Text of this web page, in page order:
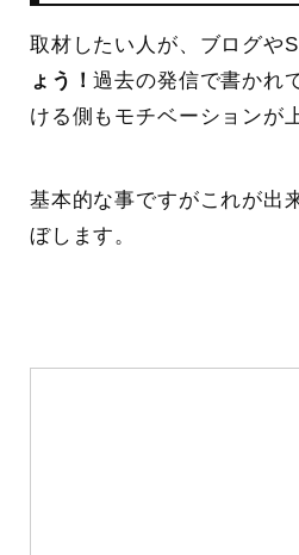
取材したい人が、ブログや
ょう！過去の発信で書かれ
ける側もモチベーションが
基本的な事ですがこれが出
ぼします。